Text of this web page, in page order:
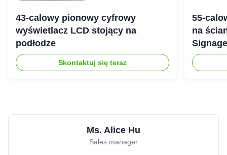
43-calowy pionowy cyfrowy
wyświetlacz LCD stojący na
podłodze
Skontaktuj się teraz
55-
na
Ms. Alice Hu
Sales manager